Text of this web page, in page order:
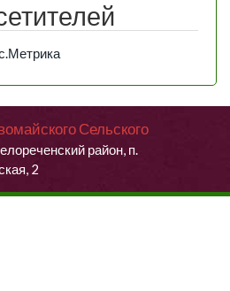
Сельского
район, п.
2